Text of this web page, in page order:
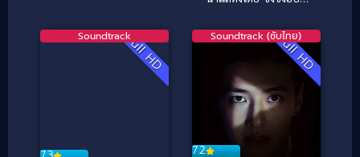
Full HD
Soundtrack Full HD
7.2
Soundtrack (ซับไทย)